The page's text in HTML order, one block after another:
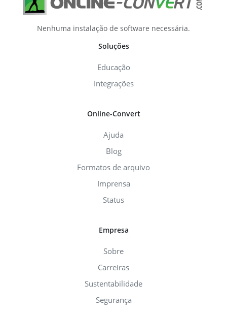
Nenhuma instalação de software necessária.
Soluções
Educação
Integrações
Online-Convert
Ajuda
Blog
Formatos de arquivo
Imprensa
Status
Empresa
Sobre
Carreiras
Sustentabilidade
Segurança